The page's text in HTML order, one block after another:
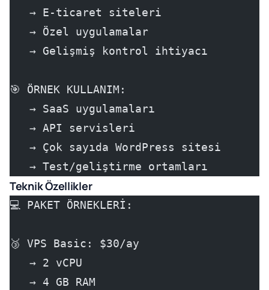
   → E-ticaret siteleri
   → Özel uygulamalar
   → Gelişmiş kontrol ihtiyacı
🎯 ÖRNEK KULLANIM:
   → SaaS uygulamaları
   → API servisleri
   → Çok sayıda WordPress sitesi
   → Test/geliştirme ortamları
Teknik Özellikler
💻 PAKET ÖRNEKLERİ:
🥉 VPS Basic: $30/ay
   → 2 vCPU
   → 4 GB RAM